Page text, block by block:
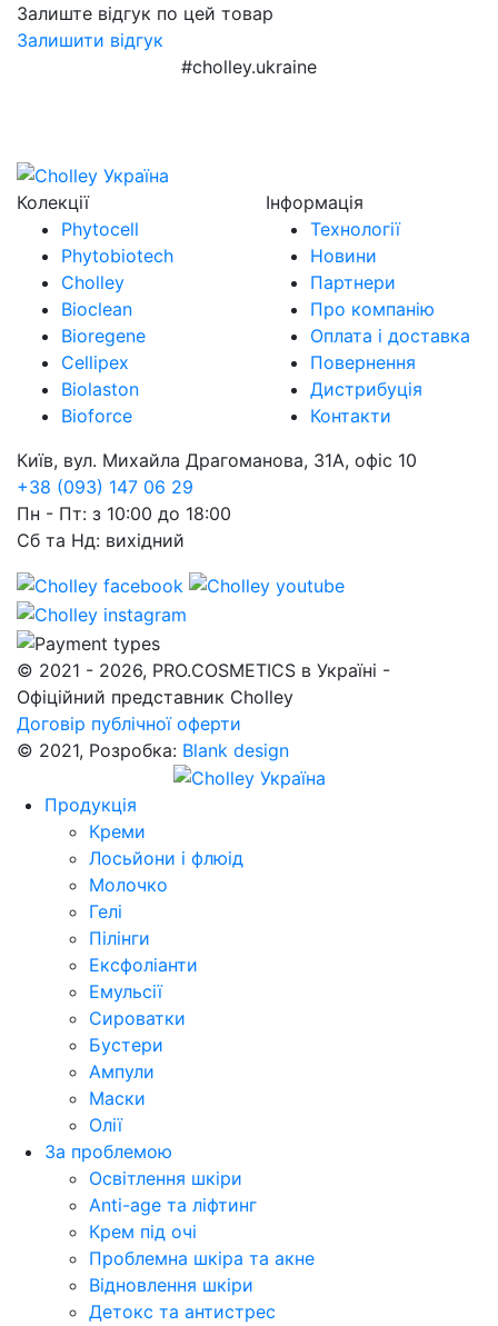
Залиште відгук по цей товар
Залишити відгук
#cholley.ukraine
Колекції
Phytocell
Phytobiotech
Cholley
Bioclean
Bioregene
Cellipex
Biolaston
Bioforce
Інформація
Технології
Новини
Партнери
Про компанію
Оплата і доставка
Повернення
Дистрибуція
Контакти
Київ, вул. Михайла Драгоманова, 31А, офіс 10
+38 (093) 147 06 29
Пн - Пт: з 10:00 до 18:00
Сб та Нд: вихідний
© 2021 - 2026, PRO.COSMETICS в Україні -
Офіційний представник Cholley
Договір публічної оферти
© 2021, Розробка: Blank design
Продукція
Креми
Лосьйони і флюід
Молочко
Гелі
Пілінги
Ексфоліанти
Емульсії
Сироватки
Бустери
Ампули
Маски
Олії
За проблемою
Освітлення шкіри
Anti-age та ліфтинг
Крем під очі
Проблемна шкіра та акне
Відновлення шкіри
Детокс та антистрес